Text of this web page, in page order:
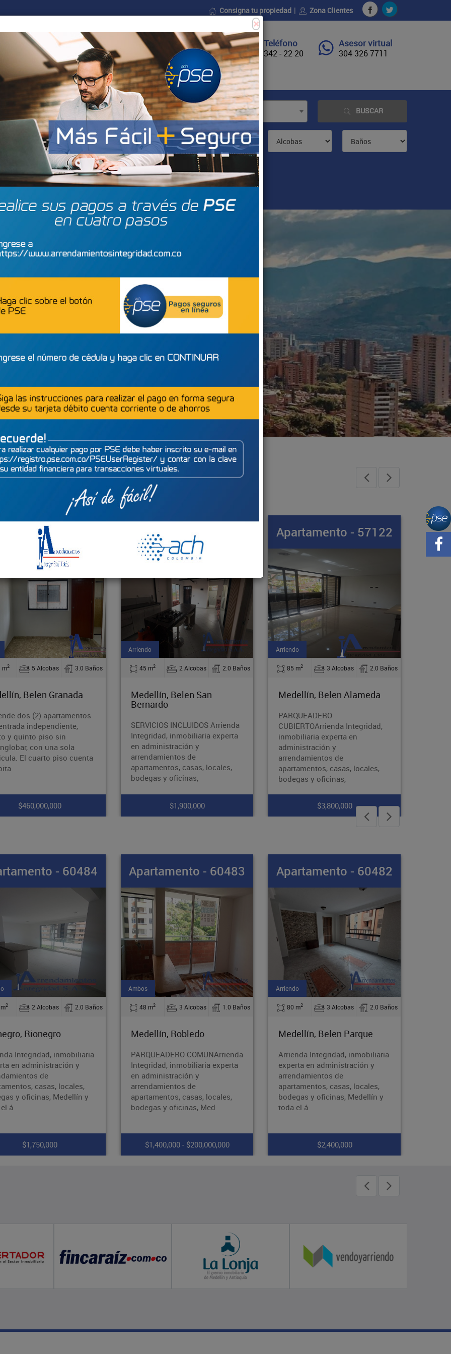
Consigna tu propiedad Zona Clientes
Teléfono
342 - 22 20
Asesor virtual
304 326 7711
Formularios Noticias Contáctenos $ Pagos
Municipios Barrios BUSCAR
×
- 60113
2 2 Alcobas 2.0 Baños
Belen San
INCLUIDOS Arrienda
inmobiliaria experta
y
de
casas, locales,
$1,900,000
Apartamento - 57122
Arriendo
85 m2 3 Alcobas 2.0 Baños
Medellín, Belen Alameda
CUBIERTOArrienda Integridad,
inmobiliaria experta en
administración y
arrendamientos de
apartamentos, casas, locales,
bodegas y oficinas,
$3,800,000
Apartamento - 55737
Arriendo
47 m2 1 Alcobas 1.0 Baños
Medellín, Belen Las
local comercial
1.800.000Arrienda Integridad,
inmobiliaria experta en
administración y
arrendamientos de
apartamentos, casas, locales,
$1,500,000
- 60483
2 3 Alcobas 1.0 Baños
Robledo
COMUNArrienda
inmobiliaria experta
y
de
casas, locales,
y oficinas, Med
$1,400,000 - $200,000,000
Apartamento - 60482
Arriendo
80 m2 3 Alcobas 2.0 Baños
Medellín, Belen Parque
Arrienda Integridad, inmobiliaria
experta en administración y
arrendamientos de
apartamentos, casas, locales,
bodegas y oficinas, Medellín y
toda el á
$2,400,000
Apartaestudio - 60481
Arriendo
35 m2 1 Alcobas 1.0 Baños
Medellín, Belen Altavista
Arrienda Integridad, inmobiliaria
experta en administración y
arrendamientos de
apartamentos, casas, locales,
bodegas y oficinas, Medellín y
toda el á
$1,200,000